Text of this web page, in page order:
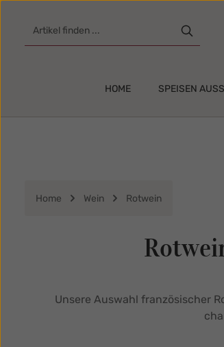
HOME SPEISEN
Home Wein Rotwein
Unsere Auswahl französischer